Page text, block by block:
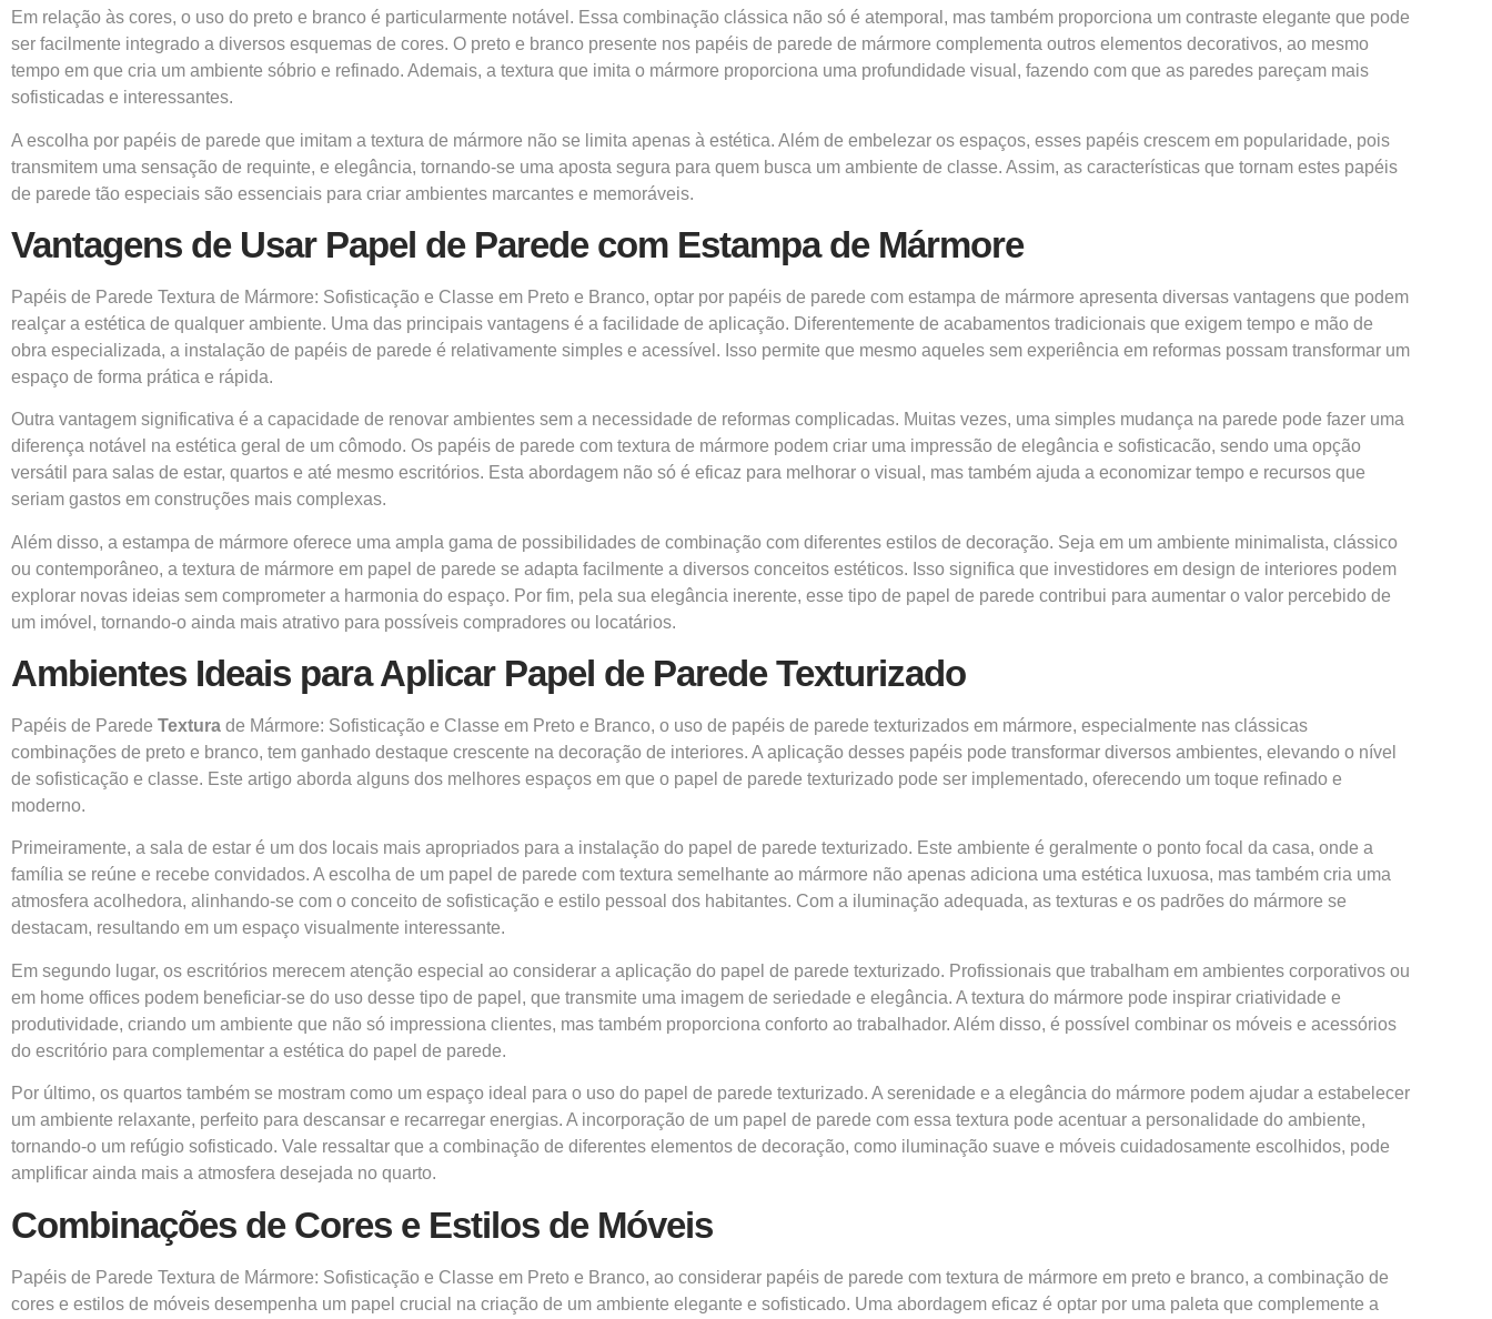
Em relação às cores, o uso do preto e branco é particularmente notável. Essa combinação clássica não só é atemporal, mas também proporciona um contraste elegante que pode
ser facilmente integrado a diversos esquemas de cores. O preto e branco presente nos papéis de parede de mármore complementa outros elementos decorativos, ao mesmo
tempo em que cria um ambiente sóbrio e refinado. Ademais, a textura que imita o mármore proporciona uma profundidade visual, fazendo com que as paredes pareçam mais
sofisticadas e interessantes.
A escolha por papéis de parede que imitam a textura de mármore não se limita apenas à estética. Além de embelezar os espaços, esses papéis crescem em popularidade, pois
transmitem uma sensação de requinte, e elegância, tornando-se uma aposta segura para quem busca um ambiente de classe. Assim, as características que tornam estes papéis
de parede tão especiais são essenciais para criar ambientes marcantes e memoráveis.
Vantagens de Usar Papel de Parede com Estampa de Mármore
Papéis de Parede Textura de Mármore: Sofisticação e Classe em Preto e Branco, optar por papéis de parede com estampa de mármore apresenta diversas vantagens que podem
realçar a estética de qualquer ambiente. Uma das principais vantagens é a facilidade de aplicação. Diferentemente de acabamentos tradicionais que exigem tempo e mão de
obra especializada, a instalação de papéis de parede é relativamente simples e acessível. Isso permite que mesmo aqueles sem experiência em reformas possam transformar um
espaço de forma prática e rápida.
Outra vantagem significativa é a capacidade de renovar ambientes sem a necessidade de reformas complicadas. Muitas vezes, uma simples mudança na parede pode fazer uma
diferença notável na estética geral de um cômodo. Os papéis de parede com textura de mármore podem criar uma impressão de elegância e sofisticacão, sendo uma opção
versátil para salas de estar, quartos e até mesmo escritórios. Esta abordagem não só é eficaz para melhorar o visual, mas também ajuda a economizar tempo e recursos que
seriam gastos em construções mais complexas.
Além disso, a estampa de mármore oferece uma ampla gama de possibilidades de combinação com diferentes estilos de decoração. Seja em um ambiente minimalista, clássico
ou contemporâneo, a textura de mármore em papel de parede se adapta facilmente a diversos conceitos estéticos. Isso significa que investidores em design de interiores podem
explorar novas ideias sem comprometer a harmonia do espaço. Por fim, pela sua elegância inerente, esse tipo de papel de parede contribui para aumentar o valor percebido de
um imóvel, tornando-o ainda mais atrativo para possíveis compradores ou locatários.
Ambientes Ideais para Aplicar Papel de Parede Texturizado
Papéis de Parede Textura de Mármore: Sofisticação e Classe em Preto e Branco, o uso de papéis de parede texturizados em mármore, especialmente nas clássicas
combinações de preto e branco, tem ganhado destaque crescente na decoração de interiores. A aplicação desses papéis pode transformar diversos ambientes, elevando o nível
de sofisticação e classe. Este artigo aborda alguns dos melhores espaços em que o papel de parede texturizado pode ser implementado, oferecendo um toque refinado e
moderno.
Primeiramente, a sala de estar é um dos locais mais apropriados para a instalação do papel de parede texturizado. Este ambiente é geralmente o ponto focal da casa, onde a
família se reúne e recebe convidados. A escolha de um papel de parede com textura semelhante ao mármore não apenas adiciona uma estética luxuosa, mas também cria uma
atmosfera acolhedora, alinhando-se com o conceito de sofisticação e estilo pessoal dos habitantes. Com a iluminação adequada, as texturas e os padrões do mármore se
destacam, resultando em um espaço visualmente interessante.
Em segundo lugar, os escritórios merecem atenção especial ao considerar a aplicação do papel de parede texturizado. Profissionais que trabalham em ambientes corporativos ou
em home offices podem beneficiar-se do uso desse tipo de papel, que transmite uma imagem de seriedade e elegância. A textura do mármore pode inspirar criatividade e
produtividade, criando um ambiente que não só impressiona clientes, mas também proporciona conforto ao trabalhador. Além disso, é possível combinar os móveis e acessórios
do escritório para complementar a estética do papel de parede.
Por último, os quartos também se mostram como um espaço ideal para o uso do papel de parede texturizado. A serenidade e a elegância do mármore podem ajudar a estabelecer
um ambiente relaxante, perfeito para descansar e recarregar energias. A incorporação de um papel de parede com essa textura pode acentuar a personalidade do ambiente,
tornando-o um refúgio sofisticado. Vale ressaltar que a combinação de diferentes elementos de decoração, como iluminação suave e móveis cuidadosamente escolhidos, pode
amplificar ainda mais a atmosfera desejada no quarto.
Combinações de Cores e Estilos de Móveis
Papéis de Parede Textura de Mármore: Sofisticação e Classe em Preto e Branco, ao considerar papéis de parede com textura de mármore em preto e branco, a combinação de
cores e estilos de móveis desempenha um papel crucial na criação de um ambiente elegante e sofisticado. Uma abordagem eficaz é optar por uma paleta que complemente a